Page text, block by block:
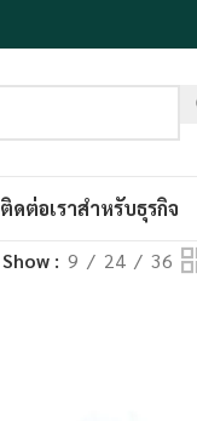
ติดต่อเราสำหรับธุรกิจ
Show 9 24 36